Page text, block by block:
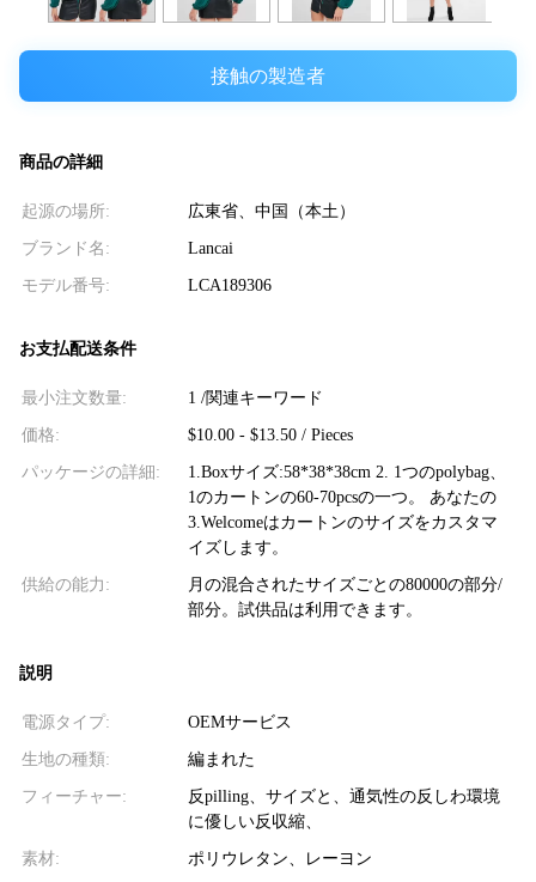
接触の製造者
商品の詳細
起源の場所: 広東省、中国（本土）
ブランド名: Lancai
モデル番号: LCA189306
お支払配送条件
最小注文数量: 1 /関連キーワード
価格: $10.00 - $13.50 / Pieces
パッケージの詳細:
1.Boxサイズ:58*38*38cm 2. 1つのpolybag、
1のカートンの60-70pcsの一つ。 あなたの
3.Welcomeはカートンのサイズをカスタマ
イズします。
供給の能力:
月の混合されたサイズごとの80000の部分/
部分。試供品は利用できます。
説明
電源タイプ: OEMサービス
生地の種類: 編まれた
フィーチャー:
反pilling、サイズと、通気性の反しわ環境
に優しい反収縮、
素材: ポリウレタン、レーヨン